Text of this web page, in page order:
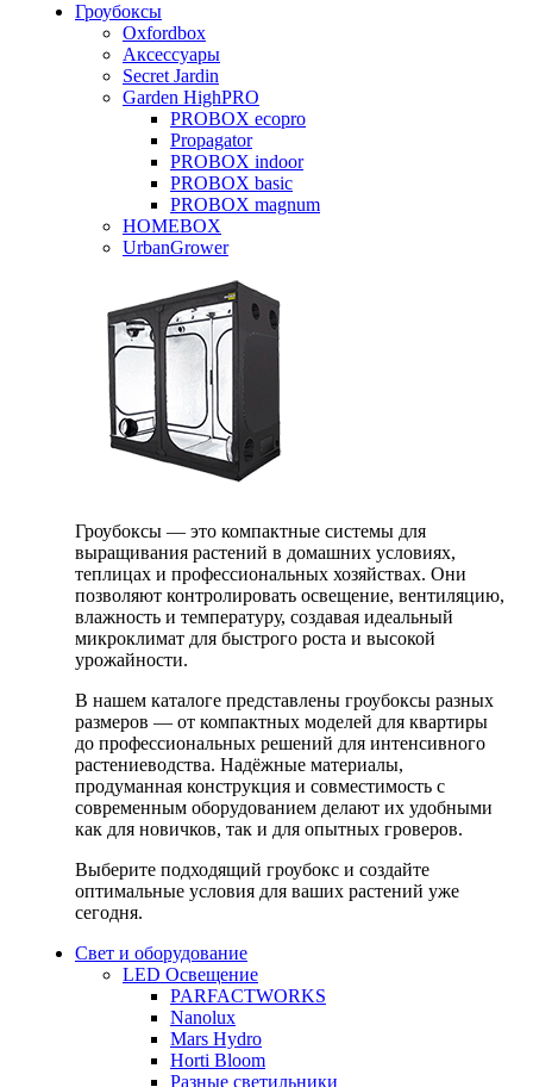
Гроубоксы
Oxfordbox
Аксессуары
Secret Jardin
Garden HighPRO
PROBOX ecopro
Propagator
PROBOX indoor
PROBOX basic
PROBOX magnum
HOMEBOX
UrbanGrower
Гроубоксы — это компактные системы для
выращивания растений в домашних условиях,
теплицах и профессиональных хозяйствах. Они
позволяют контролировать освещение, вентиляцию,
влажность и температуру, создавая идеальный
микроклимат для быстрого роста и высокой
урожайности.
В нашем каталоге представлены гроубоксы разных
размеров — от компактных моделей для квартиры
до профессиональных решений для интенсивного
растениеводства. Надёжные материалы,
продуманная конструкция и совместимость с
современным оборудованием делают их удобными
как для новичков, так и для опытных гроверов.
Выберите подходящий гроубокс и создайте
оптимальные условия для ваших растений уже
сегодня.
Свет и оборудование
LED Освещение
PARFACTWORKS
Nanolux
Mars Hydro
Horti Bloom
Разные светильники